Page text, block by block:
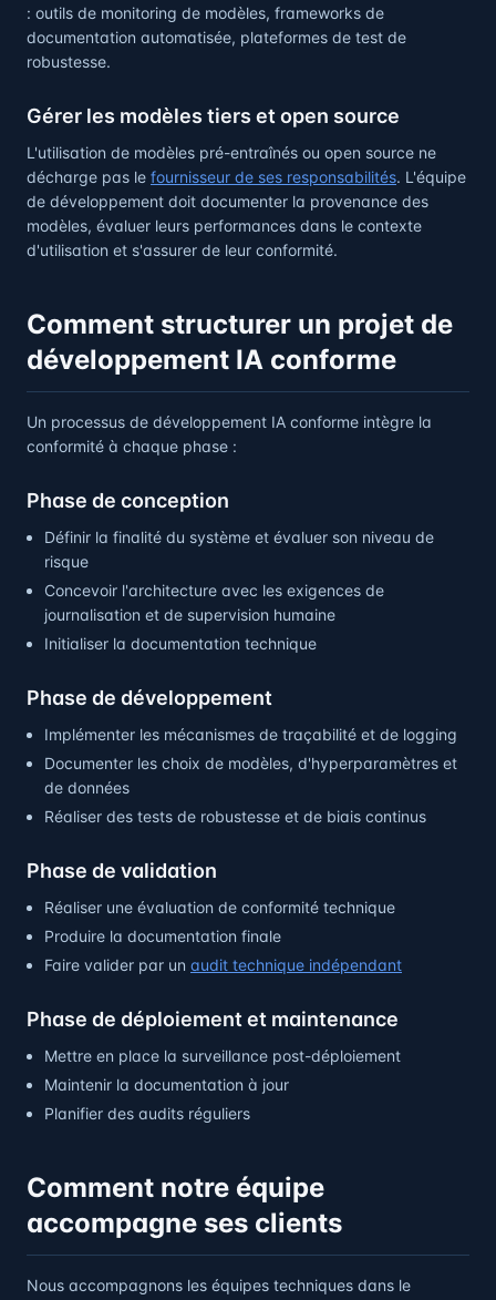
: outils de monitoring de modèles, frameworks de
documentation automatisée, plateformes de test de
robustesse.
Gérer les modèles tiers et open source
L'utilisation de modèles pré-entraînés ou open source ne
décharge pas le fournisseur de ses responsabilités. L'équipe
de développement doit documenter la provenance des
modèles, évaluer leurs performances dans le contexte
d'utilisation et s'assurer de leur conformité.
Comment structurer un projet de
développement IA conforme
Un processus de développement IA conforme intègre la
conformité à chaque phase :
Phase de conception
Définir la finalité du système et évaluer son niveau de
risque
Concevoir l'architecture avec les exigences de
journalisation et de supervision humaine
Initialiser la documentation technique
Phase de développement
Implémenter les mécanismes de traçabilité et de logging
Documenter les choix de modèles, d'hyperparamètres et
de données
Réaliser des tests de robustesse et de biais continus
Phase de validation
Réaliser une évaluation de conformité technique
Produire la documentation finale
Faire valider par un audit technique indépendant
Phase de déploiement et maintenance
Mettre en place la surveillance post-déploiement
Maintenir la documentation à jour
Planifier des audits réguliers
Comment notre équipe
accompagne ses clients
Nous accompagnons les équipes techniques dans le